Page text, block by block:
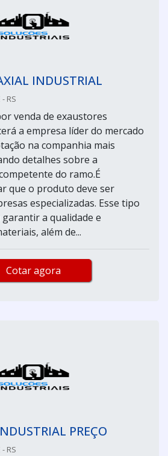
INDUSTRIAL
- RS
venda de exaustores
a empresa líder do mercado
na companhia mais
detalhes sobre a
do ramo.É
que o produto deve ser
especializadas. Esse tipo
a qualidade e
além de...
Cotar agora
PREÇO
- RS